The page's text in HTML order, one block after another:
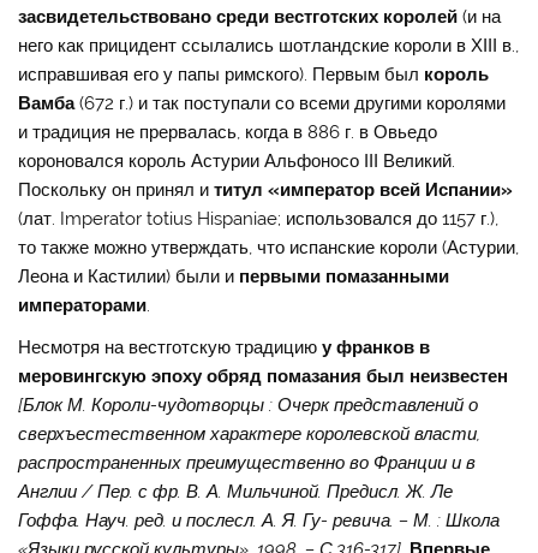
засвидетельствовано среди вестготских королей (и на
него как прицидент ссылались шотландские короли в ХІІІ в.,
исправшивая его у папы римского). Первым был король
Вамба(672 г.) и так поступали со всеми другими королями
и традиция не прервалась, когда в 886 г. в Овьедо
короновался король Астурии Альфоносо ІІІ Великий.
Поскольку он принял ититул «император всей Испании»
(лат. Imperator totius Hispaniae; использовался до 1157 г.),
то также можно утверждать, что испанские короли (Астурии,
Леона и Кастилии) были и первыми помазанными
императорами.
Несмотря на вестготскую традициюу франков в
меровингскую эпоху обряд помазания был неизвестен
[Блок М. Короли-чудотворцы : Очерк представлений о
сверхъестественном характере королевской власти,
распространенных преимущественно во Франции и в
Англии / Пер. с фр. В. А. Мильчиной. Предисл. Ж. Ле
Гоффа. Науч. ред. и послесл. А. Я. Гу- ревича. – М. : Школа